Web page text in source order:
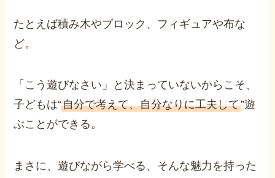
たとえば積み木やブロック、フィギュアや布な
ど。
「こう遊びなさい」と決まっていないからこそ、
子どもは“自分で考えて、自分なりに工夫して”遊
ぶことができる。
まさに、遊びながら学べる、そんな魅力を持った